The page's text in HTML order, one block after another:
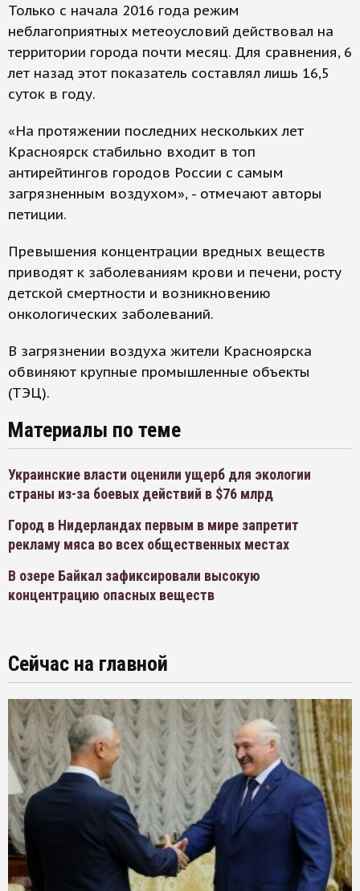
Только с начала 2016 года режим
неблагоприятных метеоусловий действовал на
территории города почти месяц. Для сравнения, 6
лет назад этот показатель составлял лишь 16,5
суток в году.
«На протяжении последних нескольких лет
Красноярск стабильно входит в топ
антирейтингов городов России с самым
загрязненным воздухом», - отмечают авторы
петиции.
Превышения концентрации вредных веществ
приводят к заболеваниям крови и печени, росту
детской смертности и возникновению
онкологических заболеваний.
В загрязнении воздуха жители Красноярска
обвиняют крупные промышленные объекты
(ТЭЦ).
Материалы по теме
Украинские власти оценили ущерб для экологии
страны из-за боевых действий в $76 млрд
Город в Нидерландах первым в мире запретит
рекламу мяса во всех общественных местах
В озере Байкал зафиксировали высокую
концентрацию опасных веществ
Сейчас на главной